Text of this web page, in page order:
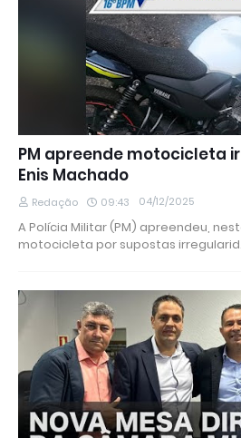
PM apreende motocicleta
Enis Machado
Redação 09:43 04/12/2025
A Polícia Militar (PM) apreendeu,
motocicleta por supostas